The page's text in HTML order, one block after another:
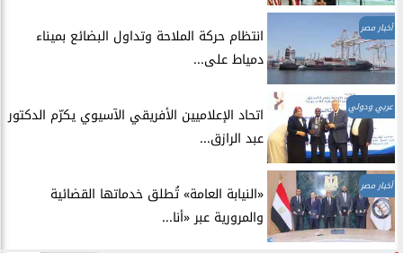
أخبار مصر
انتظام حركة الملاحة وتداول البضائع بميناء
دمياط على...
عربي ودولي
اتحاد الإعلاميين الأفريقي الآسيوي يكرّم الدكتور
عبد الرازق...
أخبار مصر
​«النيابة العامة» تُطلق خدماتها القضائية
والمرورية عبر «أنا...